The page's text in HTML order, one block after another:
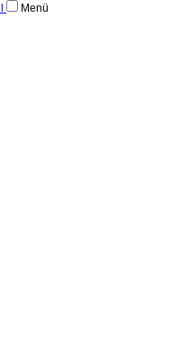
Menü